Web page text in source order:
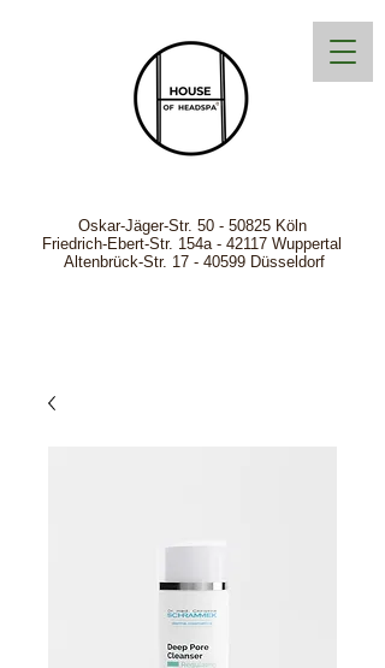
Oskar-Jäger-Str. 50 - 50825Köln
Friedrich-Ebert-Str. 154a - 42117 Wuppertal
Altenbrück-Str. 17 - 40599 Düsseldorf